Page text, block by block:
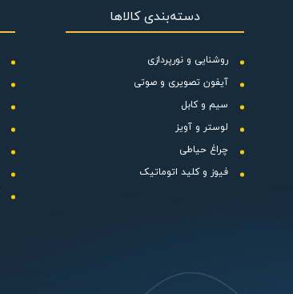
دسته‌بندی کالاها
روشنایی و نورپردازی
آیفون تصویری و صوتی
سیم و کابل
لوستر و آویز
چراغ حیاطی
فیوز و کلید اتوماتیک